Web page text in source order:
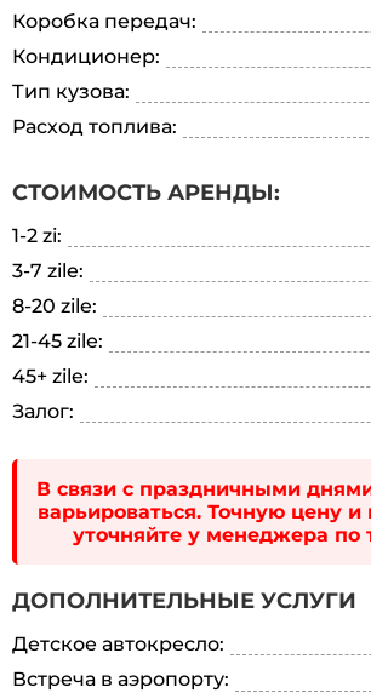
Коробка передач:
Кондиционер:
Тип кузова:
Расход топлива:
СТОИМОСТЬ АРЕНДЫ:
1-2 zi:
3-7 zile:
8-20 zile:
21-45 zile:
45+ zile:
Залог:
В связи с праздничными
варьироваться. Точную цену и
уточняйте у менеджера по
ДОПОЛНИТЕЛЬНЫЕ УСЛУГИ
Детское автокресло:
Встреча в аэропорту: